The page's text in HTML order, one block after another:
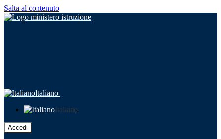
Salta al contenuto
Italiano
Italiano
Accedi